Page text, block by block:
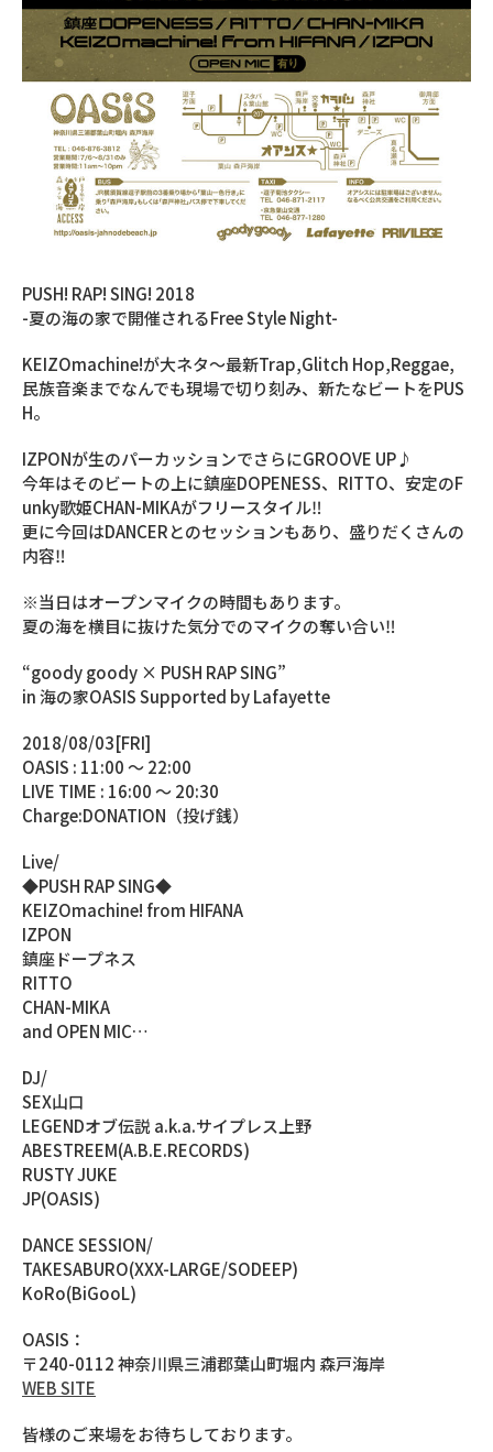
PUSH! RAP! SING! 2018
-夏の海の家で開催されるFree Style Night-
KEIZOmachine!が大ネタ〜最新Trap,Glitch Hop,Reggae,
民族音楽までなんでも現場で切り刻み、新たなビートをPUS
H。
IZPONが生のパーカッションでさらにGROOVE UP♪
今年はそのビートの上に鎮座DOPENESS、RITTO、安定のF
unky歌姫CHAN-MIKAがフリースタイル‼︎
更に今回はDANCERとのセッションもあり、盛りだくさんの
内容‼︎
※当日はオープンマイクの時間もあります。
夏の海を横目に抜けた気分でのマイクの奪い合い‼︎
“goody goody × PUSH RAP SING”
in 海の家OASIS Supported by Lafayette
2018/08/03[FRI]
OASIS : 11:00 〜 22:00
LIVE TIME : 16:00 〜 20:30
Charge:DONATION（投げ銭）
Live/
◆PUSH RAP SING◆
KEIZOmachine! from HIFANA
IZPON
鎮座ドープネス
RITTO
CHAN-MIKA
and OPEN MIC…
DJ/
SEX山口
LEGENDオブ伝説 a.k.a.サイプレス上野
ABESTREEM(A.B.E.RECORDS)
RUSTY JUKE
JP(OASIS)
DANCE SESSION/
TAKESABURO(XXX-LARGE/SODEEP)
KoRo(BiGooL)
OASIS：
〒240-0112 神奈川県三浦郡葉山町堀内 森戸海岸
WEB SITE
皆様のご来場をお待ちしております。